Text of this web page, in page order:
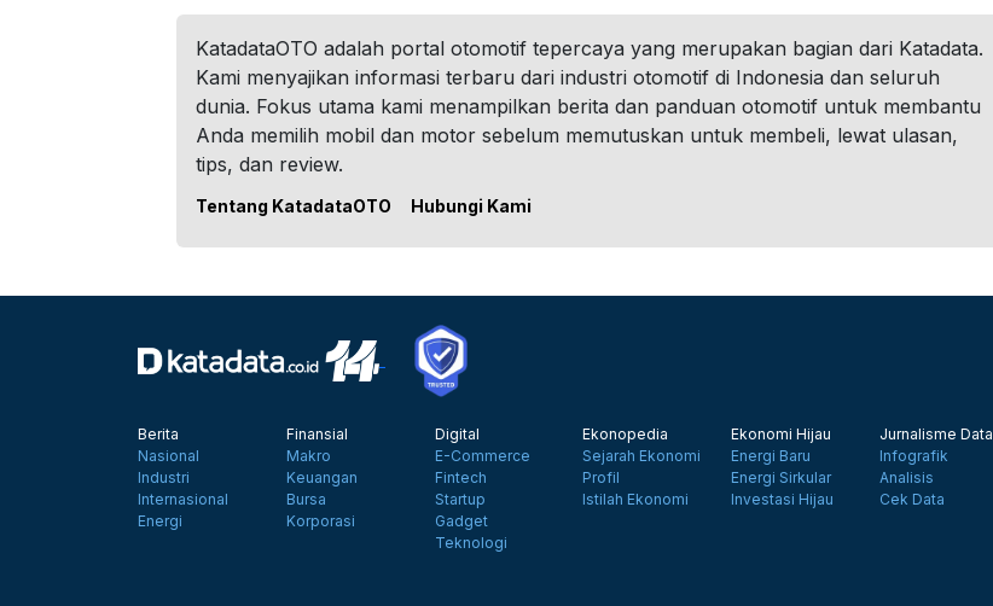
KatadataOTO adalah portal otomotif tepercaya yang merupakan bagian dari Katadata.
Kami menyajikan informasi terbaru dari industri otomotif di Indonesia dan seluruh
dunia. Fokus utama kami menampilkan berita dan panduan otomotif untuk membantu
Anda memilih mobil dan motor sebelum memutuskan untuk membeli, lewat ulasan,
tips, dan review.
Tentang KatadataOTO Hubungi Kami
Berita
Nasional
Industri
Internasional
Energi
Finansial
Makro
Keuangan
Bursa
Korporasi
Digital
E-Commerce
Fintech
Startup
Gadget
Teknologi
Ekonopedia
Sejarah Ekonomi
Profil
Istilah Ekonomi
Ekonomi Hijau
Energi Baru
Energi Sirkular
Investasi Hijau
Jurnalisme Data
Infografik
Analisis
Cek Data